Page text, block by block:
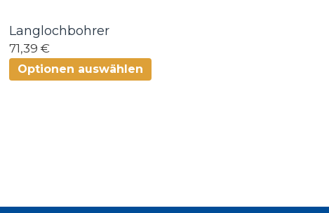
Langlochbohrer
71,39 €
Optionen auswählen